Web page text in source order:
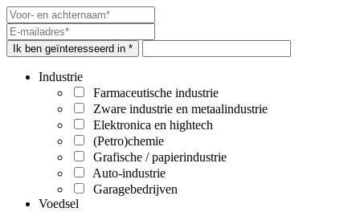
Ik ben geïnteresseerd in *
Industrie
Farmaceutische industrie
Zware industrie en metaalindustrie
Elektronica en hightech
(Petro)chemie
Grafische / papierindustrie
Auto-industrie
Garagebedrijven
Voedsel